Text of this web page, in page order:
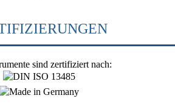
sind zertifiziert nach: